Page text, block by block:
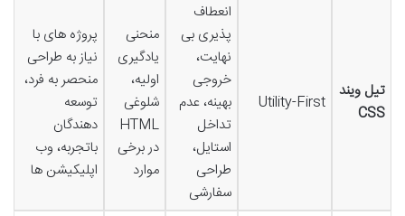
تیل ویند
CSS
Utility-First
انعطاف
پذیری بی
نهایت،
خروجی
بهینه، عدم
تداخل
استایل،
طراحی
سفارشی
منحنی
یادگیری
اولیه،
شلوغی
HTML
در برخی
موارد
پروژه های با
نیاز به طراحی
منحصر به فرد،
توسعه
دهندگان
باتجربه، وب
اپلیکیشن ها